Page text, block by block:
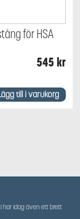
för HSA
545 kr
till i varukorg
har idag även ett brett